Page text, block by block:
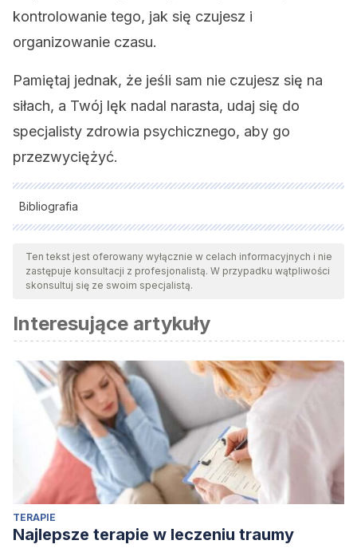
kontrolowanie tego, jak się czujesz i
organizowanie czasu.
Pamiętaj jednak, że jeśli sam nie czujesz się na
siłach, a Twój lęk nadal narasta, udaj się do
specjalisty zdrowia psychicznego, aby go
przezwyciężyć.
Bibliografia
Wszystkie cytowane źródła zostały gruntownie
przeanalizowane przez nasz zespół w celu zapewnienia ich
jakości, wiarygodności, aktualności i ważności. Bibliografia
względem naukowym lub akademickim.
Bados López, A. (2001). Tratamientos psicológicos
eficaces para la agorafobia.
Psicothema,13(Número 3),
453-464. Recuperado a partir de
https://reunido.uniovi.es/index.php/PST/article/view/7899
Ten tekst jest oferowany wyłącznie w celach informacyjnych i nie
zastępuje konsultacji z profesjonalistą. W przypadku wątpliwości
skonsultuj się ze swoim specjalistą.
Interesujące artykuły
TERAPIE
Najlepsze terapie w leczeniu traumy